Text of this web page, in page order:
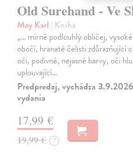
Old Surehand - Ve
May Karl | Kniha
„… mírně podlouhlý obličej,
obočí, hranaté čelisti zdůrazňující
oči, podivné, nejasné barvy, oči
uplouvající…
Predpredaj, vychádza
vydania
17,99 €
19,99 € ?